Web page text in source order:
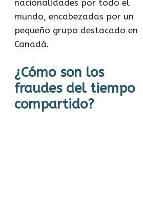
nacionalidades por todo el
mundo, encabezadas por un
pequeño grupo destacado en
Canadá.
¿Cómo son los
fraudes del tiempo
compartido?